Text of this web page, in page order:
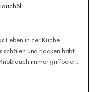
Leben in der Küche
schälen und hacken habt
immer griffbereit.